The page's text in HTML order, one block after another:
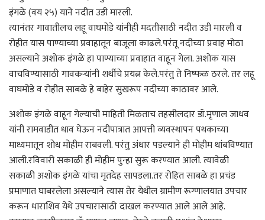
इंगळे (वय २५) याने नदीत उडी मारली.
त्यानंतर गावातीलच लहू वाघमोडे यांनीही मदतीसाठी नदीत उडी मारली व
रोहीत यास पाण्याच्या प्रवाहातून बाजूला काढले.परंतू नदीच्या प्रवाह मोठा
असल्याने अशोक इंगळे हा पाण्याच्या प्रवाहात वाहून गेला. अशोक यास
वाचविण्यासाठी गावकऱ्यांनी शर्थीचे प्रयत्न केले.परंतु ते निष्फळ ठरले. तर लहू
वाघमोडे व रोहीत साबळे हे बाहेर सुखरूप नदीच्या काठावर आले.
अशोक इंगळे वाहून गेल्याची माहिती मिळताच तहसीलदार डॉ.मृणाल जाधव
यांनी रामवाडीत धाव घेऊन नदीपात्रात आपत्ती व्यवस्थापन पथकाच्या
माध्यमातून शोध मोहीम राबवली. परंतु अंधार पडल्याने ही मोहीम थांबविण्यात
आली.रविवारी सकाळी ही मोहीम पुन्हा सुरू करण्यात आली. त्यावेळी
सकाळी अशोक इंगळे यांचा मृतदेह सापडला.तर रोहित साबळे हा प्रचंड
प्रमाणात घाबरलेला असल्याने त्यास तेर येथील ग्रामीण रूग्णालयात उपचार
करून धाराशिव येथे उपचारासाठी दाखल करण्यात आले आले आहे.